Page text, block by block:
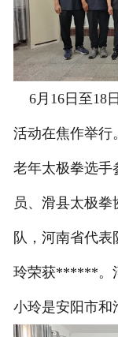
6月16日至18
活动在焦作举
老年太极拳选手
员、滑县太极
队，河南省代
玲荣获******。
小玲是安阳市和